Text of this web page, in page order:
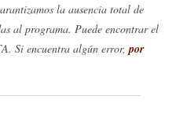
la ausencia total de
al programa. Puede encontrar el
Si encuentra algún error, por